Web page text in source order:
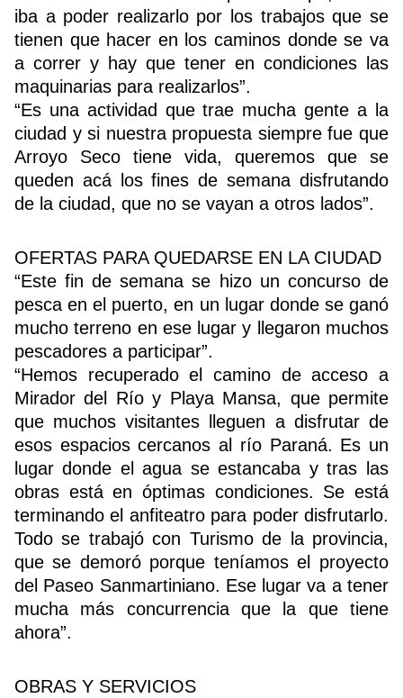
iba a poder realizarlo por los trabajos que se
tienen que hacer en los caminos donde se va
a correr y hay que tener en condiciones las
maquinarias para realizarlos”.
“Es una actividad que trae mucha gente a la
ciudad y si nuestra propuesta siempre fue que
Arroyo Seco tiene vida, queremos que se
queden acá los fines de semana disfrutando
de la ciudad, que no se vayan a otros lados”.
OFERTAS PARA QUEDARSE EN LA CIUDAD
“Este fin de semana se hizo un concurso de
pesca en el puerto, en un lugar donde se ganó
mucho terreno en ese lugar y llegaron muchos
pescadores a participar”.
“Hemos recuperado el camino de acceso a
Mirador del Río y Playa Mansa, que permite
que muchos visitantes lleguen a disfrutar de
esos espacios cercanos al río Paraná. Es un
lugar donde el agua se estancaba y tras las
obras está en óptimas condiciones. Se está
terminando el anfiteatro para poder disfrutarlo.
Todo se trabajó con Turismo de la provincia,
que se demoró porque teníamos el proyecto
del Paseo Sanmartiniano. Ese lugar va a tener
mucha más concurrencia que la que tiene
ahora”.
OBRAS Y SERVICIOS
Buscador